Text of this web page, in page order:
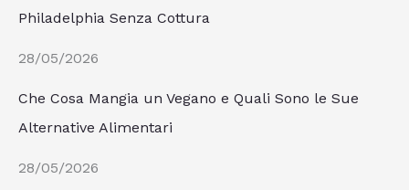
Philadelphia Senza Cottura
28/05/2026
Che Cosa Mangia un Vegano e Quali Sono le Sue
Alternative Alimentari
28/05/2026